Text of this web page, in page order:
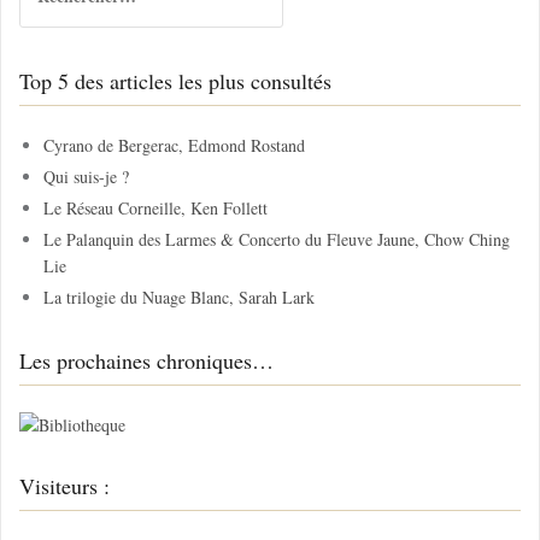
c
e
r
c
r
Top 5 des articles les plus consultés
Cyrano de Bergerac, Edmond Rostand
Qui suis-je ?
Le Réseau Corneille, Ken Follett
Le Palanquin des Larmes & Concerto du Fleuve Jaune, Chow Ching
Lie
La trilogie du Nuage Blanc, Sarah Lark
Les prochaines chroniques…
Visiteurs :